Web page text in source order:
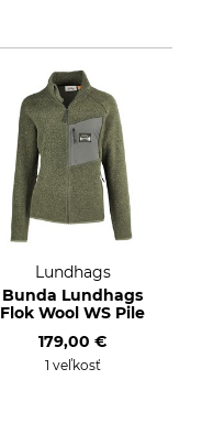
Lundhags
Bunda Lundhags
Flok Wool WS Pile
179,00 €
1 veľkosť